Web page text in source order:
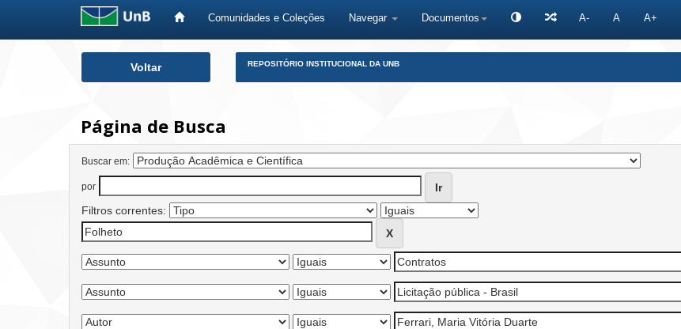
Comunidades e Coleções Navegar Documentos A- A A+
Voltar REPOSITÓRIO INSTITUCIONAL DA UNB
Página de Busca
Buscar em:
por
Filtros correntes: